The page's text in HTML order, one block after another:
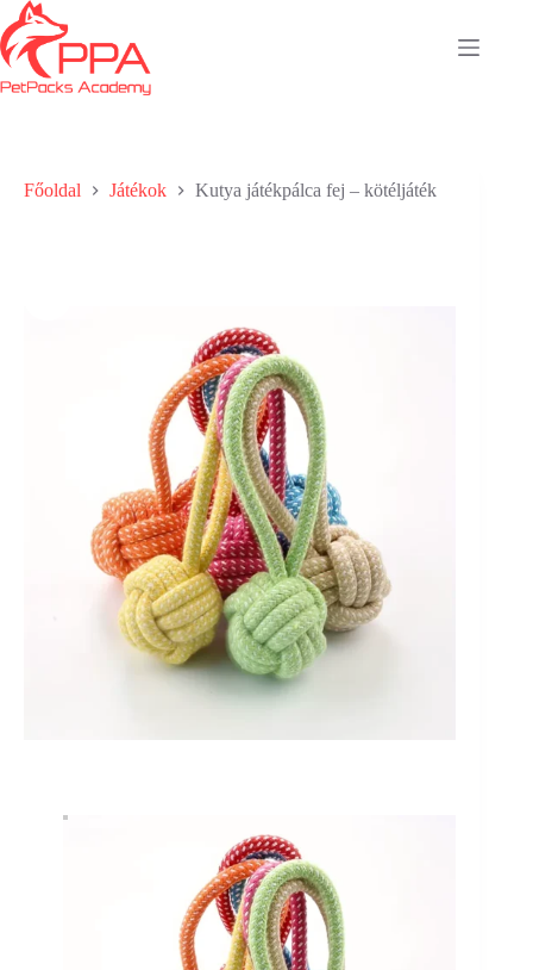
Skip
to
content5 990Ft
3 készleten
(utánrendelhető)
Főoldal Játékok Kutya játékpálca fej – kötéljáték